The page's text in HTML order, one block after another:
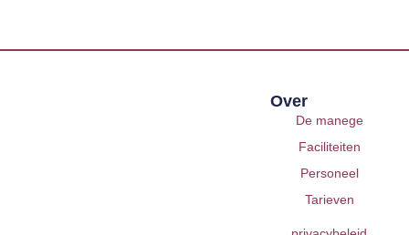
Over
De manege
Faciliteiten
Personeel
Tarieven